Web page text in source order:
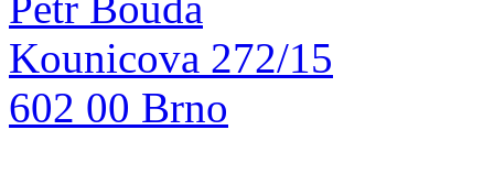
Kounicova 272/15
602 00 Brno